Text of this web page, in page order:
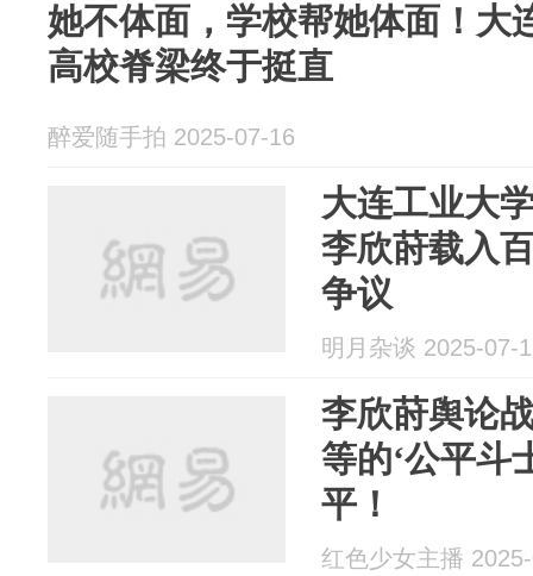
她不体面，学校帮她体面！大
高校脊梁终于挺直
醉爱随手拍 2025-07-16
大连工业大
李欣莳载入
争议
明月杂谈 2025-07-
李欣莳舆论
等的‘公平斗
平！
红色少女主播